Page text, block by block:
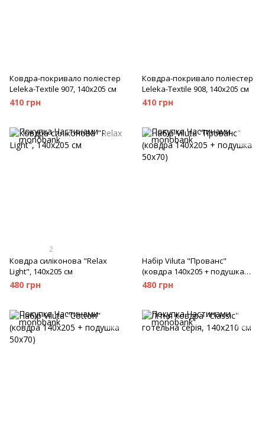
Ковдра-покривало поліестер
Leleka-Textile 907, 140x205 см
410 грн
Ковдра-покривало поліестер
Leleka-Textile 908, 140x205 см
410 грн
2
Ковдра силіконова "Relax
Light", 140х205 см
480 грн
Набір Viluta "Прованс"
(ковдра 140х205 + подушка
50х70)
480 грн